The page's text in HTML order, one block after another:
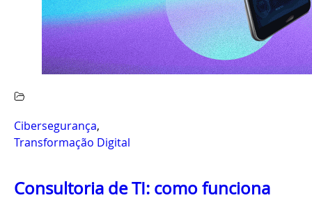
Cibersegurança,
Transformação Digital
Consultoria de TI: como funciona